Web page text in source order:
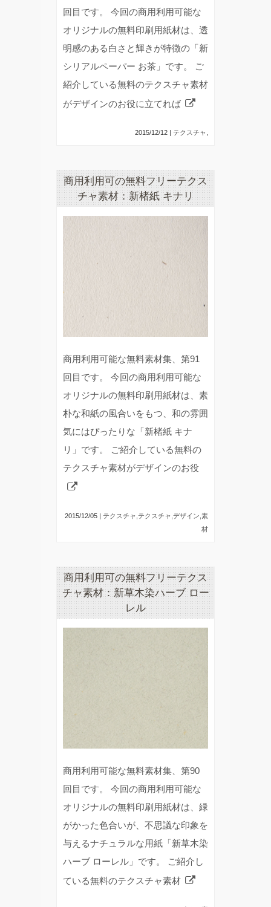
回目です。 今回の商用利用可能な
オリジナルの無料印刷用紙材は、透
明感のある白さと輝きが特徴の「新
シリアルペーパー お茶」です。 ご
紹介している無料のテクスチャ素材
がデザインのお役に立てれば
2015/12/12 | テクスチャ
商用利用可の無料フリーテクス
チャ素材：新楮紙 キナリ
商用利用可能な無料素材集、第91
回目です。 今回の商用利用可能な
オリジナルの無料印刷用紙材は、素
朴な和紙の風合いをもつ、和の雰囲
気にはぴったりな「新楮紙 キナ
リ」です。 ご紹介している無料の
テクスチャ素材がデザインのお役
2015/12/05 | テクスチャ テクスチャ デザイン 素
材
商用利用可の無料フリーテクス
チャ素材：新草木染ハーブ ロー
レル
商用利用可能な無料素材集、第90
回目です。 今回の商用利用可能な
オリジナルの無料印刷用紙材は、緑
がかった色合いが、不思議な印象を
与えるナチュラルな用紙「新草木染
ハーブ ローレル」です。 ご紹介し
ている無料のテクスチャ素材